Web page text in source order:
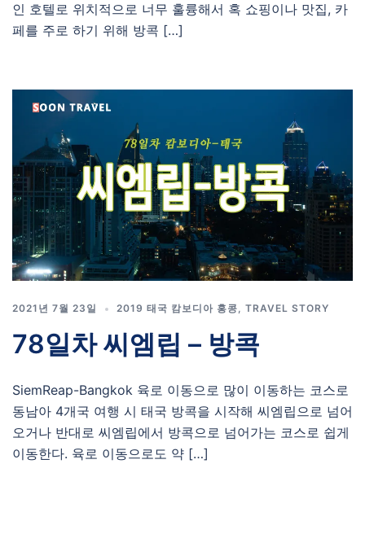
인 호텔로 위치적으로 너무 훌륭해서 혹 쇼핑이나 맛집, 카
페를 주로 하기 위해 방콕 […]
2021년 7월 23일 2019 태국 캄보디아 홍콩, TRAVEL STORY
78일차 씨엠립 – 방콕
SiemReap-Bangkok 육로 이동으로 많이 이동하는 코스로
동남아 4개국 여행 시 태국 방콕을 시작해 씨엠립으로 넘어
오거나 반대로 씨엠립에서 방콕으로 넘어가는 코스로 쉽게
이동한다. 육로 이동으로도 약 […]